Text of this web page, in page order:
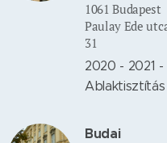
1061 Budapest
Paulay Ede
31
2020 - 2021 -
Ablaktisztítás
Budai